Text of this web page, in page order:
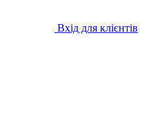
Вхід для клієнтів